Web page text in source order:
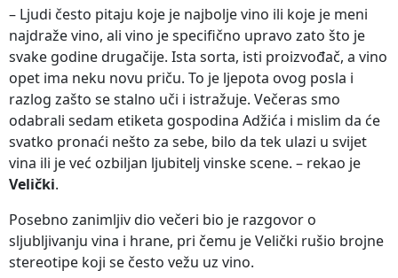
– Ljudi često pitaju koje je najbolje vino ili koje je meni
najdraže vino, ali vino je specifično upravo zato što je
svake godine drugačije. Ista sorta, isti proizvođač, a vino
opet ima neku novu priču. To je ljepota ovog posla i
razlog zašto se stalno uči i istražuje. Večeras smo
odabrali sedam etiketa gospodina Adžića i mislim da će
svatko pronaći nešto za sebe, bilo da tek ulazi u svijet
vina ili je već ozbiljan ljubitelj vinske scene. – rekao je
Velički.
Posebno zanimljiv dio večeri bio je razgovor o
sljubljivanju vina i hrane, pri čemu je Velički rušio brojne
stereotipe koji se često vežu uz vino.